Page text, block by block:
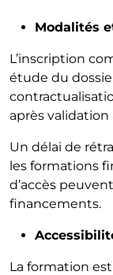
Modalités
L’inscription
étude du
après
Un délai de
les formations
d’accès
financements.
La formation